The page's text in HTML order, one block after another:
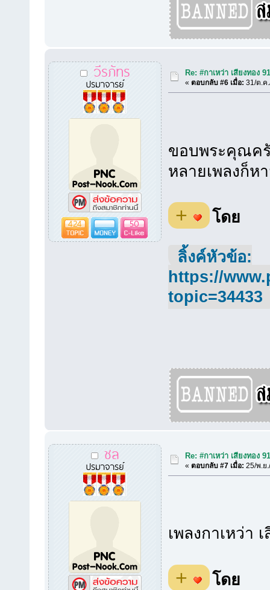
วีรภัทร
ปรมาจารย์
424 50
Re: #กาเหว่า เสียงทอง
«ตอบกลับ #6 เมื่อ: 31/ต.ค
ขอบพระคุณค
หลายเพลงก็ห
+ โดย
ลิ้งค์หัวข้อ:
https://
topic=34433
ชล
ปรมาจารย์
Re: #กาเหว่า เสียงทอง
«ตอบกลับ #7 เมื่อ: 25/พ.ย
เพลงกาเหว่า
+ โดย